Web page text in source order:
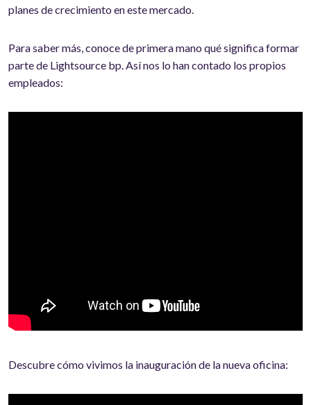
planes de crecimiento en este mercado.
Para saber más, conoce de primera mano qué significa formar
parte de Lightsource bp. Así nos lo han contado los propios
empleados:
Descubre cómo vivimos la inauguración de la nueva oficina: